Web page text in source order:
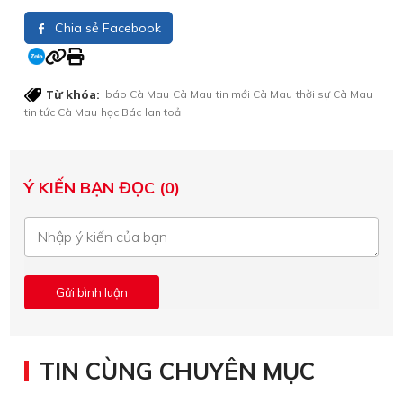
Chia sẻ Facebook
Từ khóa: báo Cà Mau Cà Mau tin mới Cà Mau thời sự Cà Mau
tin tức Cà Mau học Bác lan toả
Ý KIẾN BẠN ĐỌC (0)
TIN CÙNG CHUYÊN MỤC